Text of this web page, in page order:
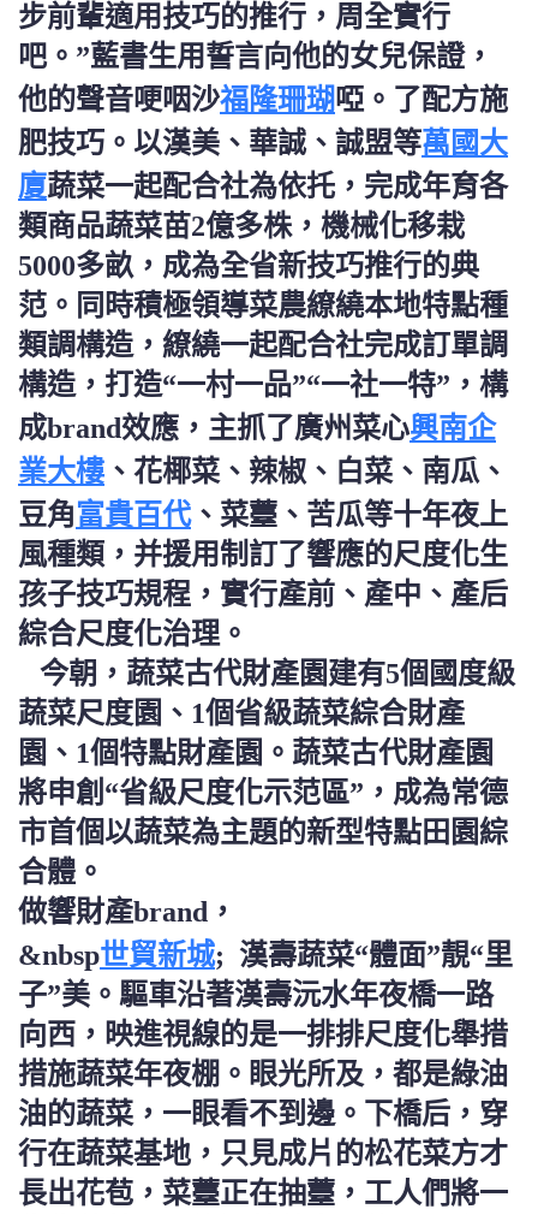
步前輩適用技巧的推行，周全實行
吧。”藍書生用誓言向他的女兒保證，
他的聲音哽咽沙福隆珊瑚啞。了配方施
肥技巧。以漢美、華誠、誠盟等萬國大
廈蔬菜一起配合社為依托，完成年育各
類商品蔬菜苗2億多株，機械化移栽
5000多畝，成為全省新技巧推行的典
范。同時積極領導菜農繚繞本地特點種
類調構造，繚繞一起配合社完成訂單調
構造，打造“一村一品”“一社一特”，構
成brand效應，主抓了廣州菜心興南企
業大樓 、花椰菜、辣椒、白菜、南瓜、
豆角富貴百代、菜薹、苦瓜等十年夜上
風種類，并援用制訂了響應的尺度化生
孩子技巧規程，實行產前、產中、產后
綜合尺度化治理。
今朝，蔬菜古代財產園建有5個國度級
蔬菜尺度園、1個省級蔬菜綜合財產
園、1個特點財產園。蔬菜古代財產園
將申創“省級尺度化示范區”，成為常德
市首個以蔬菜為主題的新型特點田園綜
合體。
做響財產brand，
&nbsp世貿新城; 漢壽蔬菜“體面”靚“里
子”美。驅車沿著漢壽沅水年夜橋一路
向西，映進視線的是一排排尺度化舉措
措施蔬菜年夜棚。眼光所及，都是綠油
油的蔬菜，一眼看不到邊。下橋后，穿
行在蔬菜基地，只見成片的松花菜方才
長出花苞，菜薹正在抽薹，工人們將一